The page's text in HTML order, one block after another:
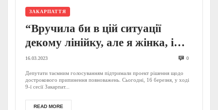
ЗАКАРПАТТЯ
“Вручила би в цій ситуації
декому лінійку, але я жінка, і
мені нема чим мірятися” – у
Закарпатській облраді
позбулися заступниці голови
(ФОТО)
16.03.2023 0
Депутати таємним голосуванням підтримали проект рішення щодо
дострокового припинення повноважень. Сьогодні, 16 березня, у ході
9-ї сесії Закарпат...
READ MORE